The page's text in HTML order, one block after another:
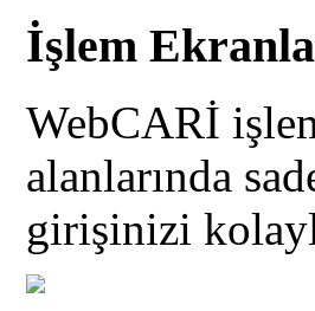
İşlem
WebCARİ
alanlarında
girişinizi